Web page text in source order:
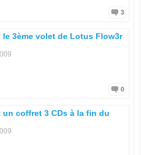
3
le 3ème volet de Lotus Flow3r
0
un coffret 3 CDs à la fin du